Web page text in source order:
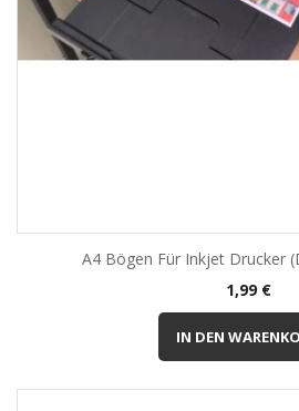
A4 Bögen Für Inkjet Drucker
Preis
1,99 €
IN DEN